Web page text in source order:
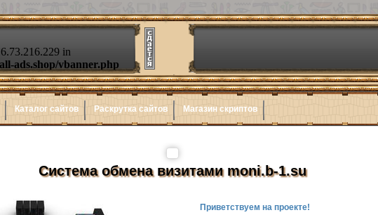
Каталог сайтов Раскрутка сайтов Магазин скриптов
Система обмена визитами moni.b-1.su
Приветствуем на проекте!